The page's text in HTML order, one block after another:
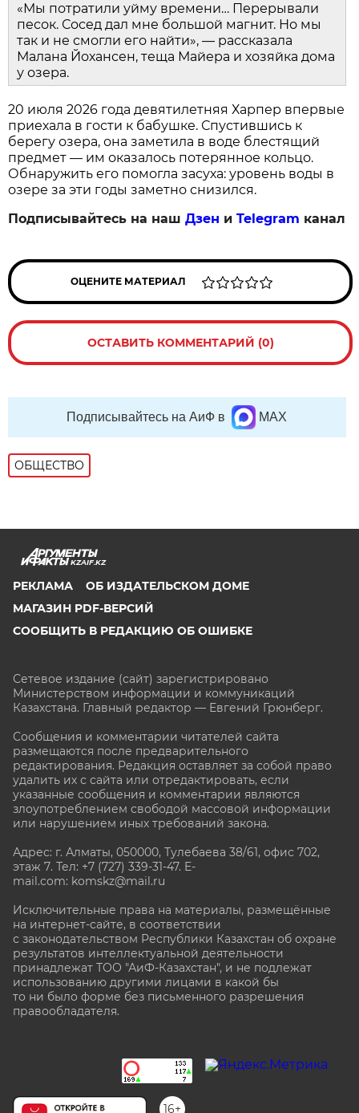
«Мы потратили уйму времени… Перерывали
песок. Сосед дал мне большой магнит. Но мы
так и не смогли его найти», — рассказала
Малана Йохансен, теща Майера и хозяйка дома
у озера.
20 июля 2026 года девятилетняя Харпер впервые
приехала в гости к бабушке. Спустившись к
берегу озера, она заметила в воде блестящий
предмет — им оказалось потерянное кольцо.
Обнаружить его помогла засуха: уровень воды в
озере за эти годы заметно снизился.
Подписывайтесь на нашДзен иTelegram канал
ОЦЕНИТЕ МАТЕРИАЛ
ОСТАВИТЬ КОММЕНТАРИЙ (0)
Подписывайтесь на АиФ в MAX
ОБЩЕСТВО
KZAIF.KZ
РЕКЛАМА
ОБ ИЗДАТЕЛЬСКОМ ДОМЕ
МАГАЗИН PDF-ВЕРСИЙ
СООБЩИТЬ В РЕДАКЦИЮ ОБ ОШИБКЕ
Сетевое издание (сайт) зарегистрировано
Министерством информации и коммуникаций
Казахстана. Главный редактор — Евгений Грюнберг.
Сообщения и комментарии читателей сайта
размещаются после предварительного
редактирования. Редакция оставляет за собой право
удалить их с сайта или отредактировать, если
указанные сообщения и комментарии являются
злоупотреблением свободой массовой информации
или нарушением иных требований закона.
Адрес: г. Алматы, 050000, Тулебаева 38/61, офис 702,
этаж 7. Тел: +7 (727) 339-31-47. E-
mail.com: komskz@mail.ru
Исключительные права на материалы, размещённые
на интернет-сайте, в соответствии
с законодательством Республики Казахстан об охране
результатов интеллектуальной деятельности
принадлежат ТОО "АиФ-Казахстан", и не подлежат
использованию другими лицами в какой бы
то ни было форме без письменного разрешения
правообладателя.
16+